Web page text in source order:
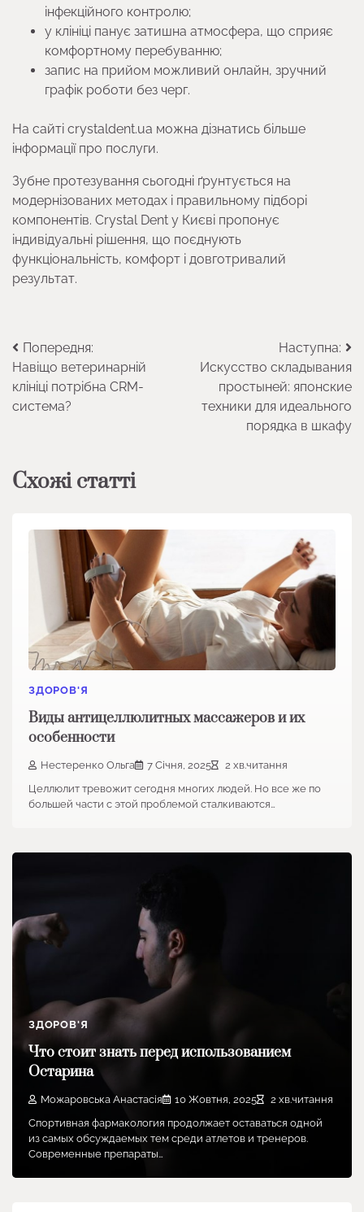
інфекційного контролю;
у клініці панує затишна атмосфера, що сприяє
комфортному перебуванню;
запис на прийом можливий онлайн, зручний
графік роботи без черг.
На сайті crystaldent.ua можна дізнатись більше
інформації про послуги.
Зубне протезування сьогодні ґрунтується на
модернізованих методах і правильному підборі
компонентів. Crystal Dent у Києві пропонує
індивідуальні рішення, що поєднують
функціональність, комфорт і довготривалий
результат.
Навігація
записів
Попередня:
Навіщо ветеринарній
клініці потрібна CRM-
система?
Наступна:
Искусство складывания
простыней: японские
техники для идеального
порядка в шкафу
Схожі статті
ЗДОРОВ'Я
Виды антицеллюлитных массажеров и их
особенности
Нестеренко Ольга 7 Січня, 2025
2 хв.читання
Целлюлит тревожит сегодня многих людей. Но все же по
большей части с этой проблемой сталкиваются…
ЗДОРОВ'Я
Что стоит знать перед использованием
Остарина
Можаровська Анастасія 10 Жовтня, 2025
2 хв.читання
Спортивная фармакология продолжает оставаться одной
из самых обсуждаемых тем среди атлетов и тренеров.
Современные препараты…